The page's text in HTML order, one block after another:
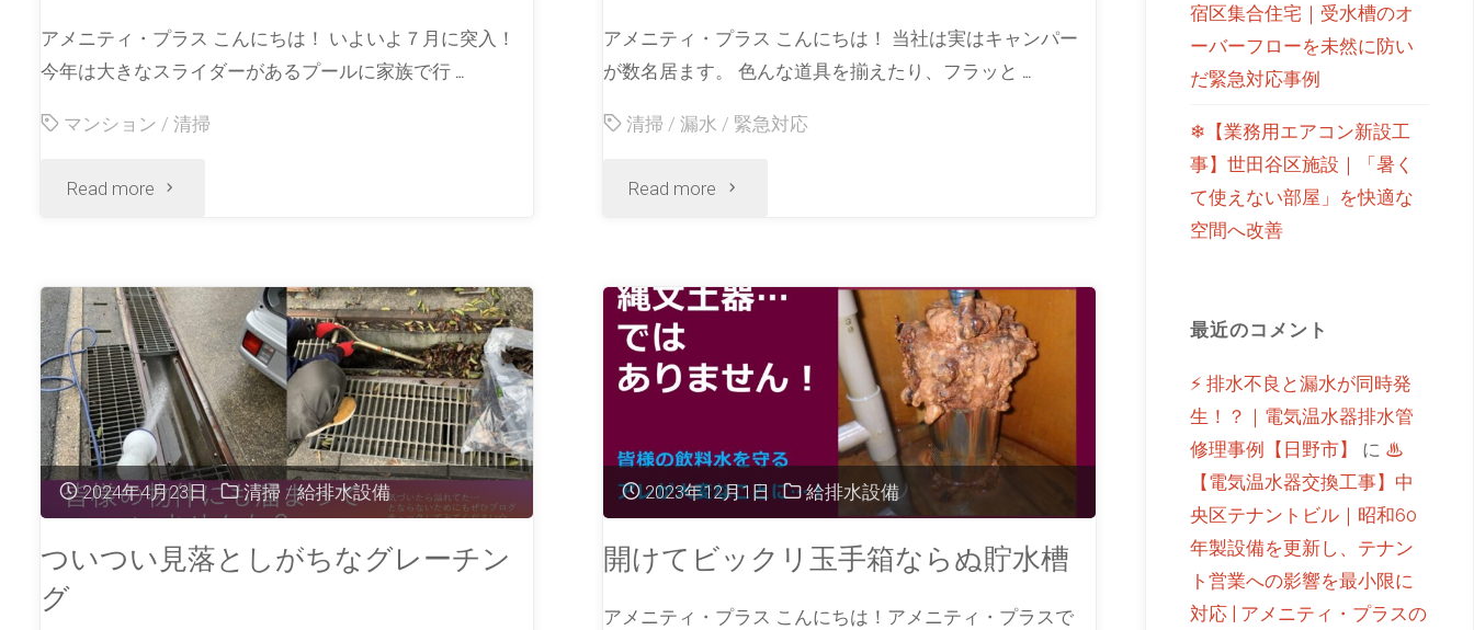
アメニティ・プラス こんにちは！ いよいよ７月に突入！
今年は大きなスライダーがあるプールに家族で行 …
マンション / 清掃
Read more
アメニティ・プラス こんにちは！ 当社は実はキャンパー
が数名居ます。 色んな道具を揃えたり、フラッと …
清掃 / 漏水 / 緊急対応
Read more
2024年4月23日 清掃 / 給排水設備
ついつい見落としがちなグレーチン
グ
2023年12月1日 給排水設備
開けてビックリ玉手箱ならぬ貯水槽
アメニティ・プラス こんにちは！アメニティ・プラスで
宿区集合住宅｜受水槽のオ
ーバーフローを未然に防い
だ緊急対応事例
❄【業務用エアコン新設工
事】世田谷区施設｜「暑く
て使えない部屋」を快適な
空間へ改善
最近のコメント
⚡ 排水不良と漏水が同時発
生！？｜電気温水器排水管
修理事例【日野市】
に ♨
【電気温水器交換工事】中
央区テナントビル｜昭和60
年製設備を更新し、テナン
ト営業への影響を最小限に
対応 | アメニティ・プラスの